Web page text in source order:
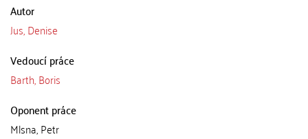
Autor
Jus, Denise
Vedoucí práce
Barth, Boris
Oponent práce
Mlsna, Petr